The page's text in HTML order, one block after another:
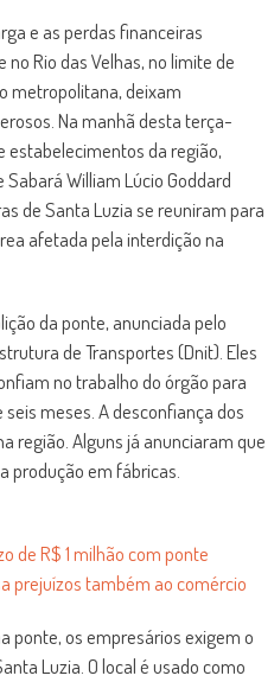
e as perdas financeiras
Rio das Velhas, no limite de
metropolitana, deixam
Na manhã desta terça-
estabelecimentos da região,
William Lúcio Goddard
de Santa Luzia se reuniram para
afetada pela interdição na
da ponte, anunciada pelo
de Transportes (Dnit). Eles
no trabalho do órgão para
meses. A desconfiança dos
região. Alguns já anunciaram que
produção em fábricas.
de R$ 1 milhão com ponte
prejuízos também ao comércio
ponte, os empresários exigem o
Luzia. O local é usado como